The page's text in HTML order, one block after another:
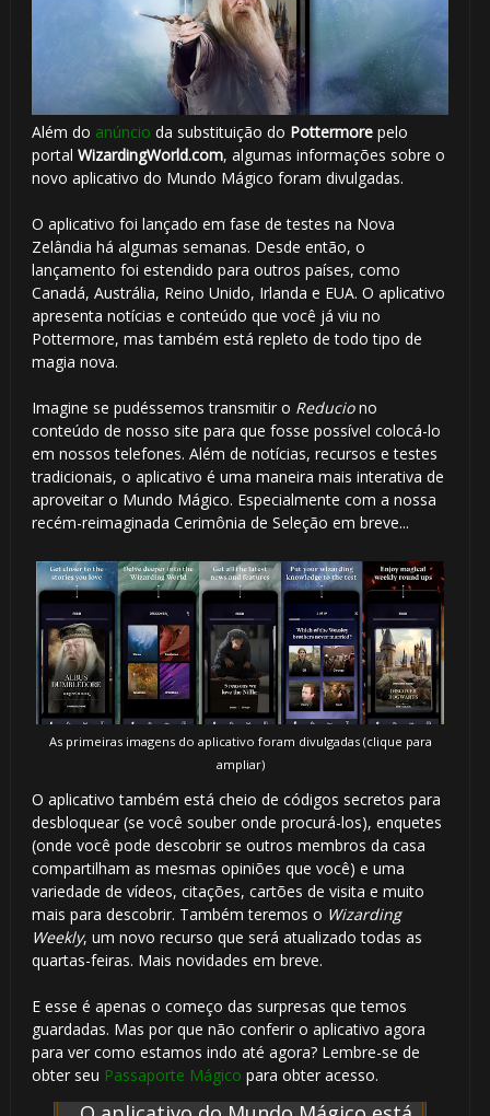
Além do anúncio da substituição do Pottermorepelo
portal WizardingWorld.com, algumas informações sobre o
novo aplicativo do Mundo Mágico foram divulgadas.
O aplicativo foi lançado em fase de testes na Nova
Zelândia há algumas semanas. Desde então, o
lançamento foi estendido para outros países, como
Canadá, Austrália, Reino Unido, Irlanda e EUA. O aplicativo
apresenta notícias e conteúdo que você já viu no
Pottermore, mas também está repleto de todo tipo de
magia nova.
Imagine se pudéssemos transmitir o Reduciono
conteúdo de nosso site para que fosse possível colocá-lo
em nossos telefones. Além de notícias, recursos e testes
tradicionais, o aplicativo é uma maneira mais interativa de
aproveitar o Mundo Mágico. Especialmente com a nossa
recém-reimaginada Cerimônia de Seleção em breve...
As primeiras imagens do aplicativo foram divulgadas (clique para
ampliar)
O aplicativo também está cheio de códigos secretos para
desbloquear (se você souber onde procurá-los), enquetes
(onde você pode descobrir se outros membros da casa
compartilham as mesmas opiniões que você) e uma
variedade de vídeos, citações, cartões de visita e muito
mais para descobrir. Também teremos o Wizarding
Weekly, um novo recurso que será atualizado todas as
quartas-feiras. Mais novidades em breve.
E esse é apenas o começo das surpresas que temos
guardadas. Mas por que não conferir o aplicativo agora
para ver como estamos indo até agora? Lembre-se de
obter seu Passaporte Mágico para obter acesso.